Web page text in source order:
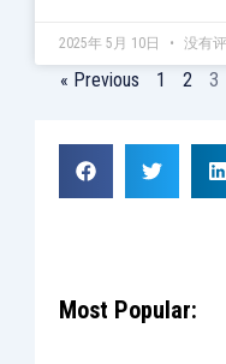
2025年 5月 10日 没有
« Previous 1 2 3
Most Popular: